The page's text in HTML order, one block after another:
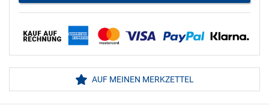
AUF MEINEN MERKZETTEL